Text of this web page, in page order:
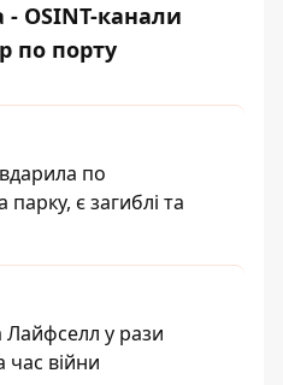
- OSINT-канали
по порту
по
є загиблі та
Лайфселл у рази
війни